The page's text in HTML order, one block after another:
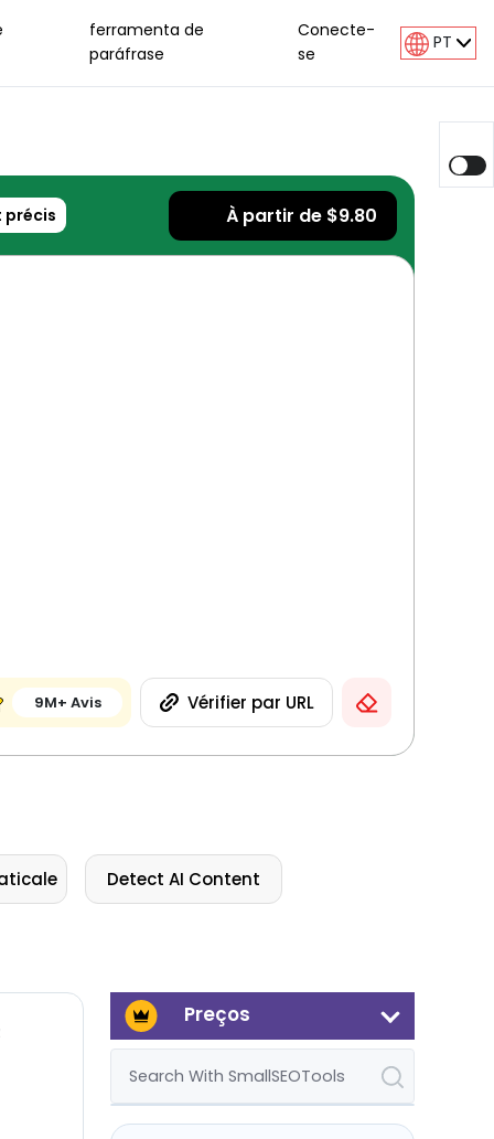
ferramenta de
paráfrase
Conecte-
se
PT
précis À partir de $9.80
9M+ Avis Vérifier par URL
Detect AI Content
Preços